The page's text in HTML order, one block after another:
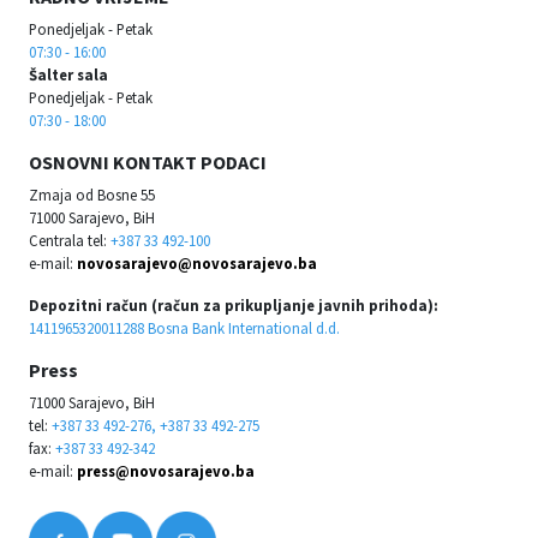
Ponedjeljak - Petak
07:30 - 16:00
Šalter sala
Ponedjeljak - Petak
07:30 - 18:00
OSNOVNI KONTAKT PODACI
Zmaja od Bosne 55
71000 Sarajevo, BiH
Centrala tel: +387 33 492-100
e-mail: novosarajevo@novosarajevo.ba
Depozitni račun (račun za prikupljanje javnih prihoda):
1411965320011288 Bosna Bank International d.d.
Press
71000 Sarajevo, BiH
tel: +387 33 492-276, +387 33 492-275
fax: +387 33 492-342
e-mail: press@novosarajevo.ba